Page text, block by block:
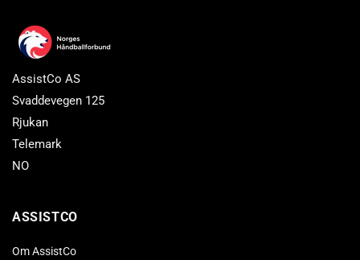
AssistCo AS
Svaddevegen 125
Rjukan
Telemark
NO
ASSISTCO
Om AssistCo